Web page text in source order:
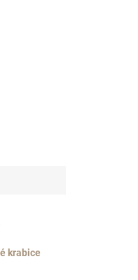
krabice